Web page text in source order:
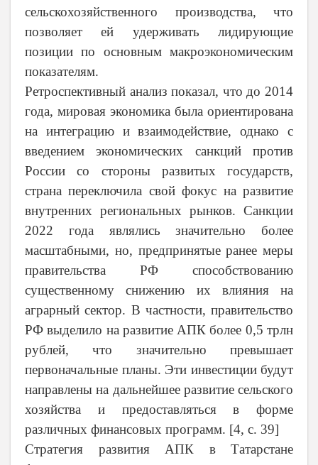
сельскохозяйственного производства, что
позволяет ей удерживать лидирующие
позиции по основным макроэкономическим
показателям.
Ретроспективный анализ показал, что до 2014
года, мировая экономика была ориентирована
на интеграцию и взаимодействие, однако с
введением экономических санкций против
России со стороны развитых государств,
страна переключила свой фокус на развитие
внутренних региональных рынков. Санкции
2022 года являлись значительно более
масштабными, но, предпринятые ранее меры
правительства РФ способствованию
существенному снижению их влияния на
аграрный сектор. В частности, правительство
РФ выделило на развитие АПК более 0,5 трлн
рублей, что значительно превышает
первоначальные планы. Эти инвестиции будут
направлены на дальнейшее развитие сельского
хозяйства и предоставляться в форме
различных финансовых программ. [4, с. 39]
Стратегия развития АПК в Татарстане